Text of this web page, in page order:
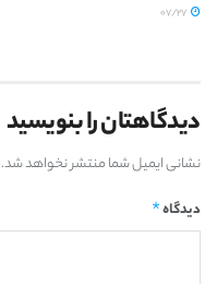
دیدگاهتان را بنویسید
نشانی ایمیل شما منتشر نخواهد شد.
دیدگاه*